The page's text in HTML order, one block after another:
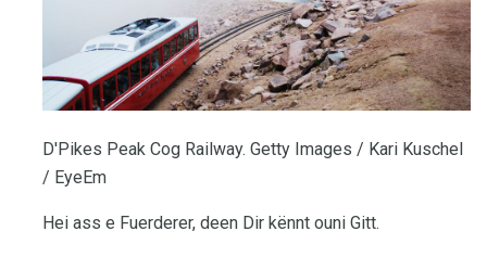
D'Pikes Peak Cog Railway. Getty Images / Kari Kuschel
/ EyeEm
Hei ass e Fuerderer, deen Dir kënnt ouni Gitt.